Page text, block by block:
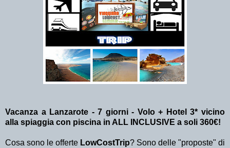
Vacanza a Lanzarote - 7 giorni - Volo + Hotel 3* vicino
alla spiaggia con piscina in ALL INCLUSIVE a soli 360€!
Cosa sono le offerte LowCostTrip? Sono delle "proposte" di